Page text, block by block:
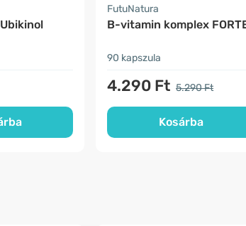
FutuNatura
B-vitamin komplex
90 kapszula
4.290 Ft 5.290 Ft
Kosárba